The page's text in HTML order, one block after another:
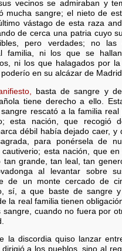
vecinos se admiraban y
mucha sangre; el nieto de
vástago de esta raza
de cerca una patria cuyo
pero verdades; no las
familia, ni los que se
ni los que halagados por
en su alcázar de Madrid.
basta de sangre y
tiene derecho a ello.
rescató a la familia real
esta nación, que recogió
débil había dejado caer, y
para ponérsela de
esta nación, que en
tan grande, tan leal, tan
al levantar sobre
de un monte cercado de
sí, a que baste de sangre y
la real familia tienen
cuando no fuera por
la discordia quiso lanzar
a los pueblos, sino al